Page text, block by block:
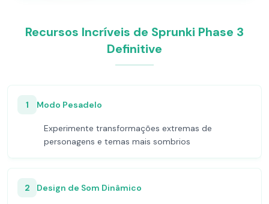
Recursos Incríveis de Sprunki Phase 3
Definitive
1 Modo Pesadelo
Experimente transformações extremas de
personagens e temas mais sombrios
2 Design de Som Dinâmico